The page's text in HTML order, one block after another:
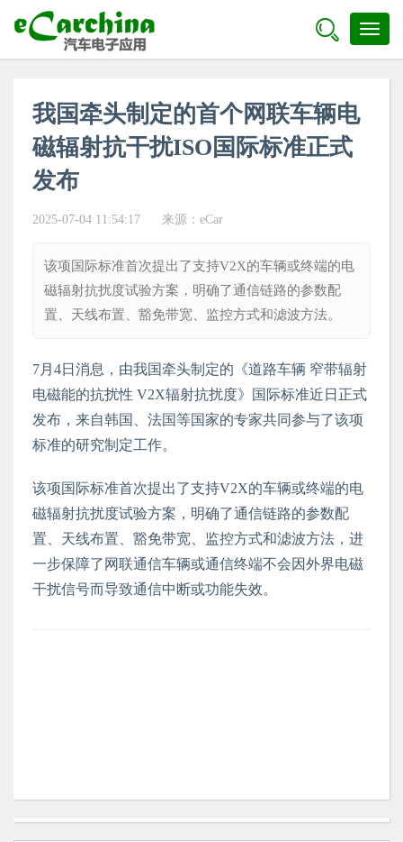
Toggle

我国牵头制定的首个网联车辆电
磁辐射抗干扰ISO国际标准正式
发布
2025-07-04 11:54:17 来源： eCar
该项国际标准首次提出了支持V2X的车辆或终端的电
磁辐射抗扰度试验方案，明确了通信链路的参数配
置、天线布置、豁免带宽、监控方式和滤波方法。
7月4日消息，由我国牵头制定的《道路车辆 窄带辐射
电磁能的抗扰性 V2X辐射抗扰度》国际标准近日正式
发布，来自韩国、法国等国家的专家共同参与了该项
标准的研究制定工作。
该项国际标准首次提出了支持V2X的车辆或终端的电
磁辐射抗扰度试验方案，明确了通信链路的参数配
置、天线布置、豁免带宽、监控方式和滤波方法，进
一步保障了网联通信车辆或通信终端不会因外界电磁
干扰信号而导致通信中断或功能失效。